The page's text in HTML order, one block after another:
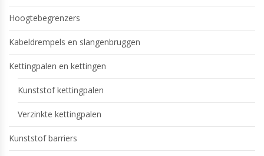
Hoogtebegrenzers
Kabeldrempels en slangenbruggen
Kettingpalen en kettingen
Kunststof kettingpalen
Verzinkte kettingpalen
Kunststof barriers